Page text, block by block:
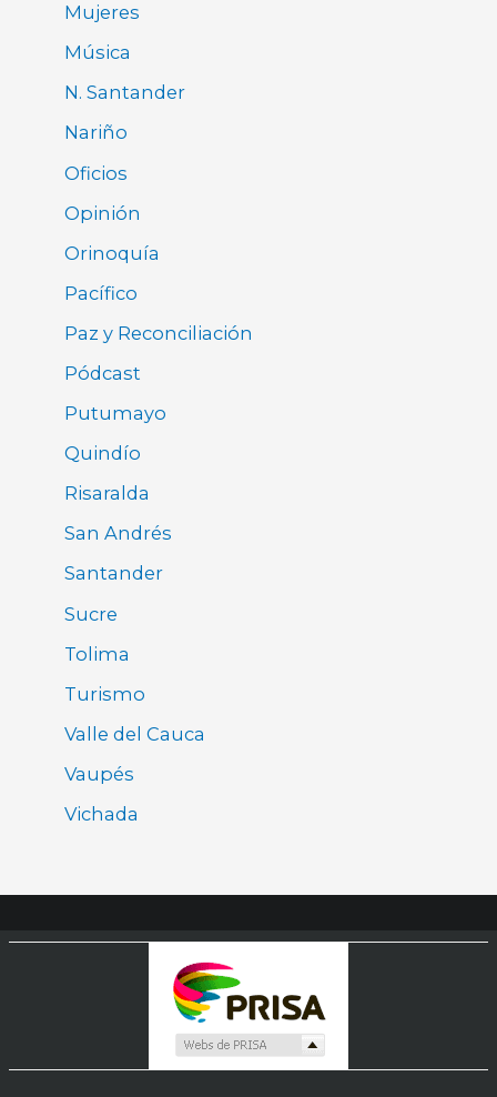
Mujeres
Música
N. Santander
Nariño
Oficios
Opinión
Orinoquía
Pacífico
Paz y Reconciliación
Pódcast
Putumayo
Quindío
Risaralda
San Andrés
Santander
Sucre
Tolima
Turismo
Valle del Cauca
Vaupés
Vichada